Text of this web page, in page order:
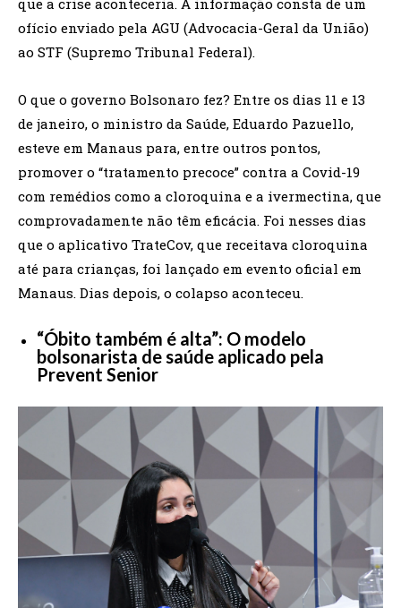
ofício enviado pela AGU (Advocacia-Geral da União)
ao STF (Supremo Tribunal Federal).
O que o governo Bolsonaro fez? Entre os dias 11 e 13
de janeiro, o ministro da Saúde, Eduardo Pazuello,
esteve em Manaus para, entre outros pontos,
promover o “tratamento precoce” contra a Covid-19
com remédios como a cloroquina e a ivermectina, que
comprovadamente não têm eficácia. Foi nesses dias
que o aplicativo TrateCov, que receitava cloroquina
até para crianças, foi lançado em evento oficial em
Manaus. Dias depois, o colapso aconteceu.
“Óbito também é alta”: O modelo
bolsonarista de saúde aplicado pela
Prevent Senior